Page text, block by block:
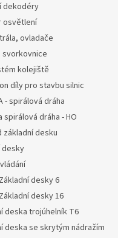
dekodéry
osvětlení
ovladače
svorkovnice
kolejiště
díly pro stavbu silnic
- spirálová dráha
spirálová dráha - HO
základní desku
desky
desky 6
desky 16
deska trojúhelník T6
deska se skrytým nádražím